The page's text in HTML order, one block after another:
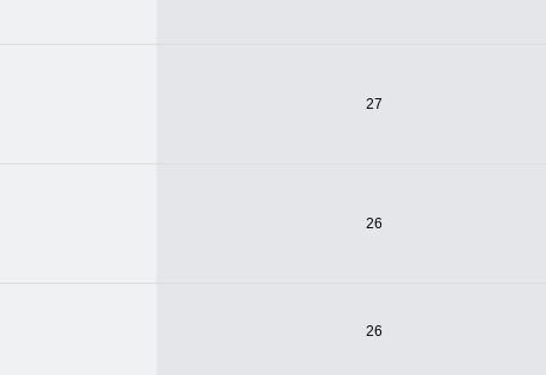
27
26
26